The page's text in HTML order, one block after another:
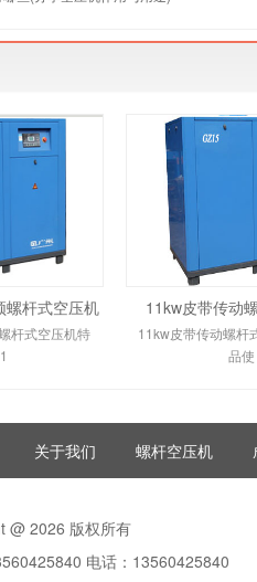
螺杆式空压机
杆式空压机特
11kw皮带传动
11kw皮带传动螺杆
品使
关于我们 螺杆空压机
@ 2026 版权所有
电话：13560425840